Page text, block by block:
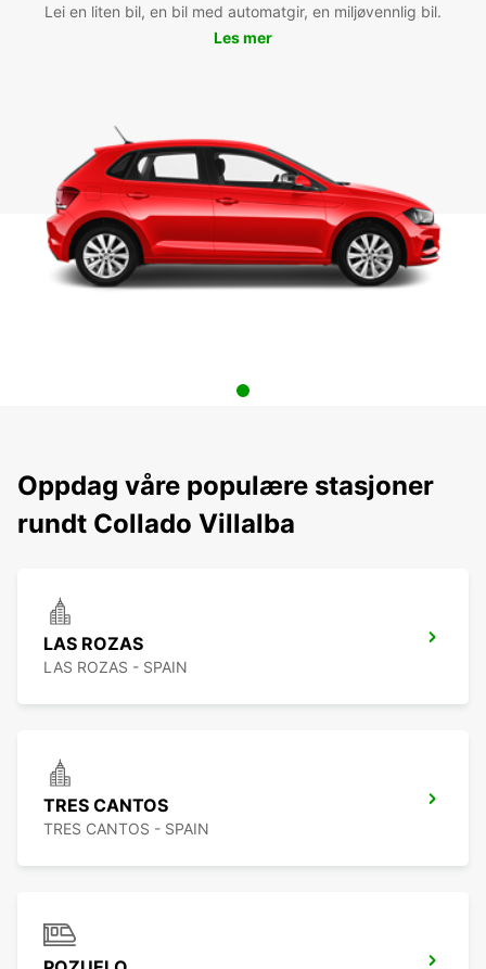
Lei en liten bil, en bil med automatgir, en miljøvennlig bil.
Les mer
Oppdag våre populære stasjoner
rundt Collado Villalba
LAS ROZAS
LAS ROZAS - SPAIN
TRES CANTOS
TRES CANTOS - SPAIN